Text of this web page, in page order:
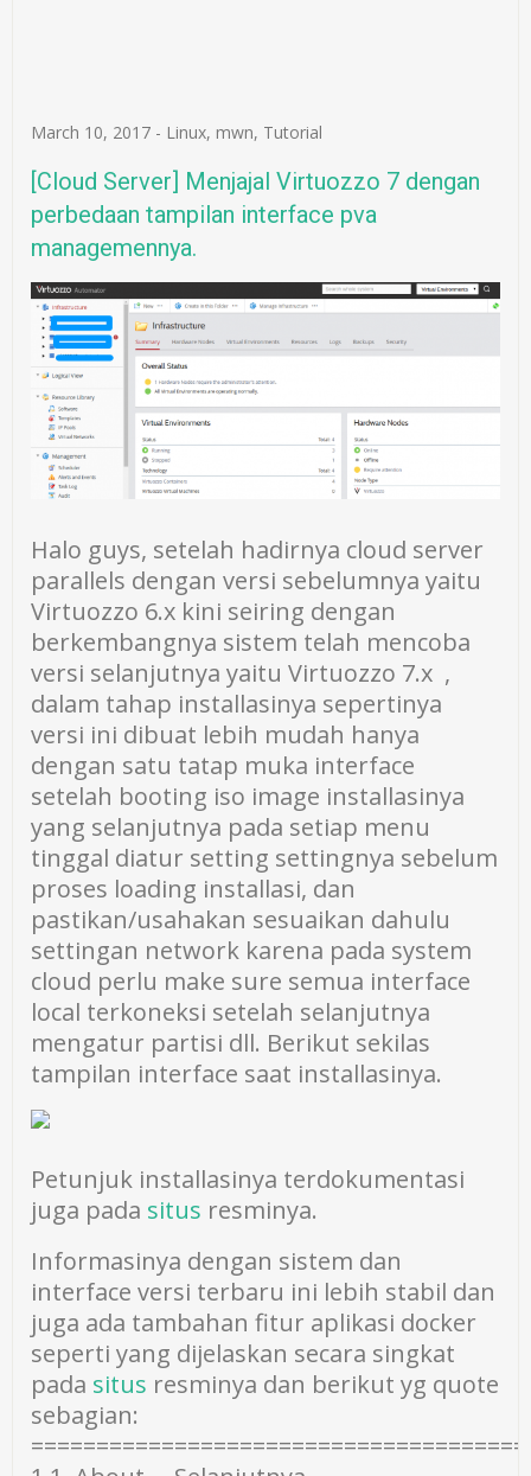
March 10, 2017 - Linux, mwn, Tutorial
[Cloud Server] Menjajal Virtuozzo 7 dengan
perbedaan tampilan interface pva
managemennya.
Halo guys, setelah hadirnya cloud server
parallels dengan versi sebelumnya yaitu
Virtuozzo 6.x kini seiring dengan
berkembangnya sistem telah mencoba
versi selanjutnya yaitu Virtuozzo 7.x ,
dalam tahap installasinya sepertinya
versi ini dibuat lebih mudah hanya
dengan satu tatap muka interface
setelah booting iso image installasinya
yang selanjutnya pada setiap menu
tinggal diatur setting settingnya sebelum
proses loading installasi, dan
pastikan/usahakan sesuaikan dahulu
settingan network karena pada system
cloud perlu make sure semua interface
local terkoneksi setelah selanjutnya
mengatur partisi dll. Berikut sekilas
tampilan interface saat installasinya.
Petunjuk installasinya terdokumentasi
juga pada situs resminya.
Informasinya dengan sistem dan
interface versi terbaru ini lebih stabil dan
juga ada tambahan fitur aplikasi docker
seperti yang dijelaskan secara singkat
pada situs resminya dan berikut yg quote
sebagian: